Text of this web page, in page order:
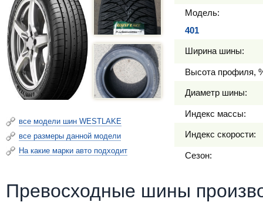
все модели шин WESTLAKE
все размеры данной модели
На какие марки авто подходит
Модель:
401
Ширина шины:
Высота профиля,
Диаметр шины:
Индекс массы:
Индекс скорости:
Сезон:
Превосходные шины